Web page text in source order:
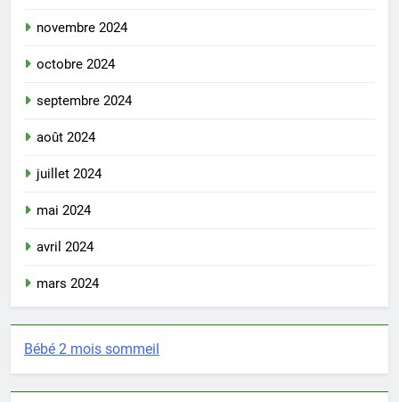
novembre 2024
octobre 2024
septembre 2024
août 2024
juillet 2024
mai 2024
avril 2024
mars 2024
Bébé 2 mois sommeil